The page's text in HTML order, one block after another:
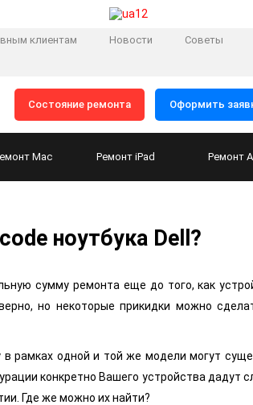
клиентам Новости
Советы
Состояние ремонта Оформить
Mac Ремонт iPad Ремонт
ноутбука Dell?
сумму ремонта еще до того, как
но некоторые прикидки можно
рамках одной и той же модели могут
конкретно Вашего устройства
Где же можно их найти?